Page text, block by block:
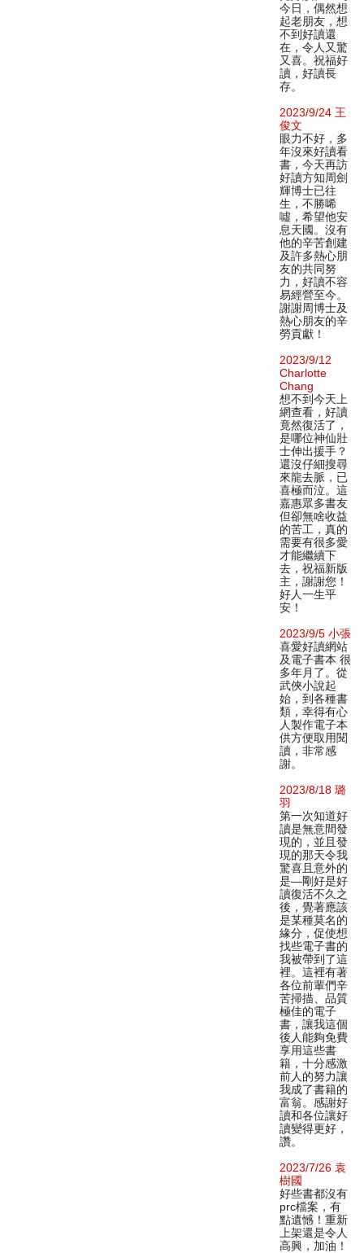
今日，偶然想
起老朋友，想
不到好讀還
在，令人又驚
又喜。祝福好
讀，好讀長
存。
2023/9/24 王
俊文
眼力不好，多
年沒來好讀看
書，今天再訪
好讀方知周劍
輝博士已往
生，不勝唏
噓，希望他安
息天國。沒有
他的辛苦創建
及許多熱心朋
友的共同努
力，好讀不容
易經營至今。
謝謝周博士及
熱心朋友的辛
勞貢獻！
2023/9/12
Charlotte
Chang
想不到今天上
網查看，好讀
竟然復活了，
是哪位神仙壯
士伸出援手？
還沒仔細搜尋
來龍去脈，已
喜極而泣。這
嘉惠眾多書友
但卻無啥收益
的苦工，真的
需要有很多愛
才能繼續下
去，祝福新版
主，謝謝您！
好人一生平
安！
2023/9/5 小張
喜愛好讀網站
及電子書本 很
多年月了。從
武俠小說起
始，到各種書
類，幸得有心
人製作電子本
供方便取用閱
讀，非常感
謝。
2023/8/18 璐
羽
第一次知道好
讀是無意間發
現的，並且發
現的那天令我
驚喜且意外的
是—剛好是好
讀復活不久之
後，覺著應該
是某種莫名的
緣分，促使想
找些電子書的
我被帶到了這
裡。這裡有著
各位前輩們辛
苦掃描、品質
極佳的電子
書，讓我這個
後人能夠免費
享用這些書
籍，十分感激
前人的努力讓
我成了書籍的
富翁。感謝好
讀和各位讓好
讀變得更好，
讚。
2023/7/26 袁
樹國
好些書都沒有
prc檔案，有
點遺憾！重新
上架還是令人
高興，加油！